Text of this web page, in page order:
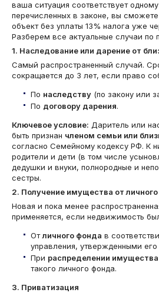
ваша ситуация соответствует
перечисленных в законе, вы сможете
объект без уплаты 13% налога уже
Разберем все актуальные случаи по
1. Наследование или дарение от
Самый распространенный случай.
сокращается до 3 лет, если право
По наследству (по закону или
По договору дарения.
Ключевое условие: Даритель или
быть признан членом семьи или
согласно Семейному кодексу РФ. К
родители и дети (в том числе
дедушки и внуки, полнородные и
сестры.
2. Получение имущества от
Новая и пока менее
применяется, если недвижимость
Отличного фонда в
управления, утвержденными
При распределении имущества
такого личного фонда.
3. Приватизация